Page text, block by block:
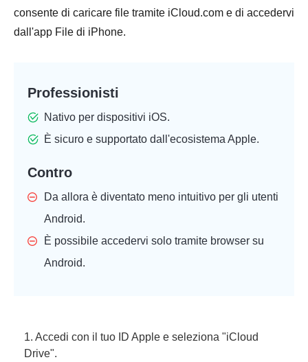
consente di caricare file tramite iCloud.com e di accedervi
dall'app File di iPhone.
Professionisti
Nativo per dispositivi iOS.
È sicuro e supportato dall'ecosistema Apple.
Contro
Da allora è diventato meno intuitivo per gli utenti
Android.
È possibile accedervi solo tramite browser su
Android.
1. Accedi con il tuo ID Apple e seleziona "iCloud
Drive".